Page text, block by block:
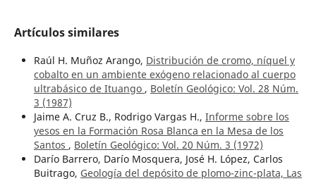
Artículos similares
Raúl H. Muñoz Arango, Distribución de cromo, níquel y
cobalto en un ambiente exógeno relacionado al cuerpo
ultrabásico de Ituango , Boletín Geológico: Vol. 28 Núm.
3 (1987)
Jaime A. Cruz B., Rodrigo Vargas H., Informe sobre los
yesos en la Formación Rosa Blanca en la Mesa de los
Santos , Boletín Geológico: Vol. 20 Núm. 3 (1972)
Darío Barrero, Darío Mosquera, José H. López, Carlos
Buitrago, Geología del depósito de plomo-zinc-plata, Las